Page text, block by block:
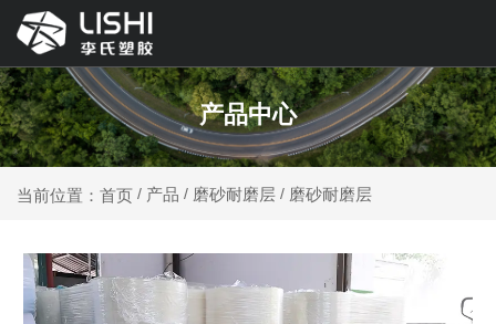
产品中心
当前位置：首页 / 产品 / 磨砂耐磨层 / 磨砂耐磨层